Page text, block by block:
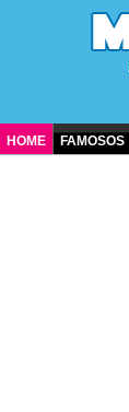
HOME FAMOSOS